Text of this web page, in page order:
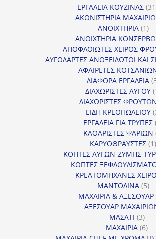
ΕΡΓΑΛΕΙΑ ΚΟΥΖΙΝΑΣ
ΑΚΟΝΙΣΤΗΡΙΑ
ΑΝΟΙΧΤΗΡΙΑ 11
ΑΝΟΙΧΤΗΡΙΑ
ΑΠΟΦΛΟΙΩΤΕΣ ΧΕΙΡΟΣ
ΑΥΓΟΔΑΡΤΕΣ ΑΝΟΞΕΙΔΩΤΟΙ ΚΑΙ
ΑΦΑΙΡΕΤΕΣ
ΔΙΑΦΟΡΑ ΕΡΓΑΛΕΙΑ
ΔΙΑΧΩΡΙΣΤΕΣ ΑΥΓΟΥ
ΔΙΑΧΩΡΙΣΤΕΣ
ΕΙΔΗ ΚΡΕΟΠΩΛΕΙΟΥ
ΕΡΓΑΛΕΙΑ ΓΙΑ ΤΡΥΠΕΣ
ΚΑΘΑΡΙΣΤΕΣ ΨΑΡΙΩΝ
ΚΑΡΥΟΘΡΑΥΣΤΕΣ 11
ΚΟΠΤΕΣ ΑΥΓΩΝ-ΖΥΜΗΣ-
ΚΟΠΤΕΣ
ΚΡΕΑΤΟΜΗΧΑΝΕΣ
ΜΑΝΤΟΛΙΝΑ 55
ΜΑΧΑΙΡΙΑ & ΑΞΕΣΟΥΑΡ
ΑΞΕΣΟΥΑΡ
ΜΑΣΑΤΙ 33
ΜΑΧΑΙΡΙΑ 66